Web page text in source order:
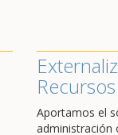
Aportamos el
administración